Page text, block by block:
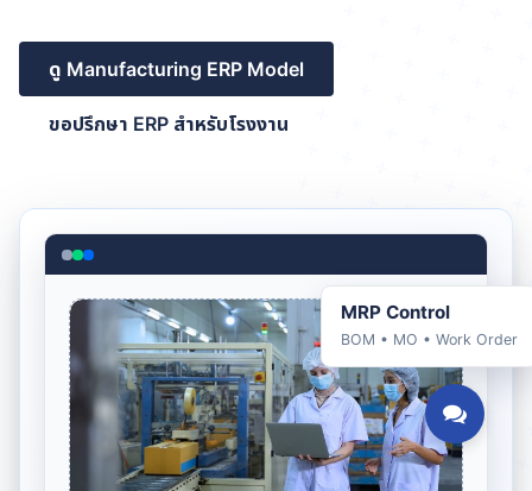
ดู Manufacturing ERP Model
ขอปรึกษา ERP สำหรับโรงงาน
MRP Control
BOM • MO • Work Order